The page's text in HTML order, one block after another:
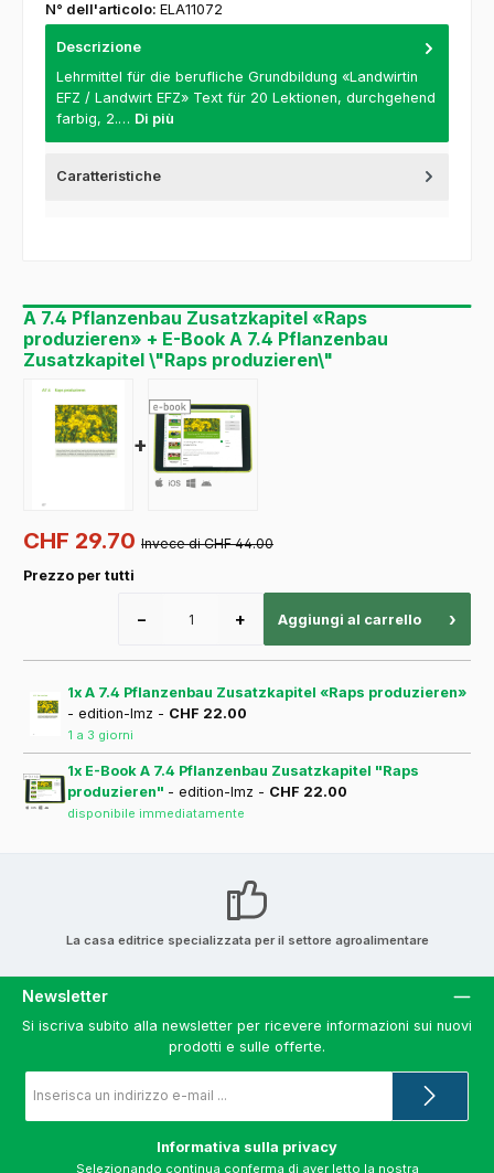
N° dell'articolo: ELA11072
Descrizione
Lehrmittel für die berufliche Grundbildung «Landwirtin
EFZ / Landwirt EFZ» Text für 20 Lektionen, durchgehend
farbig, 2.… Di più
Caratteristiche
A 7.4 Pflanzenbau Zusatzkapitel «Raps
produzieren» + E-Book A 7.4 Pflanzenbau
Zusatzkapitel \"Raps produzieren\"
+
CHF 29.70 Invece di CHF 44.00
Prezzo per tutti
− + Aggiungi al carrello ›
1x A 7.4 Pflanzenbau Zusatzkapitel «Raps produzieren»
- edition-lmz - CHF 22.00
1 a 3 giorni
1x E-Book A 7.4 Pflanzenbau Zusatzkapitel "Raps
produzieren" - edition-lmz - CHF 22.00
disponibile immediatamente
La casa editrice specializzata per il settore agroalimentare
Newsletter
Si iscriva subito alla newsletter per ricevere informazioni sui nuovi
prodotti e sulle offerte.
e-
*
Informativa sulla privacy